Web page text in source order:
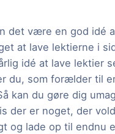
det være en god idé
at lave lektierne i
idé at lave lektier
du, som forælder til
kan du gøre dig
der er noget, der
og lade op til endnu